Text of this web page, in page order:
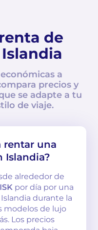
de
a
precios y
se adapte a tu
de viaje.
rentar una
Islandia?
alrededor de
por día por una
durante la
modelos de lujo
Los precios